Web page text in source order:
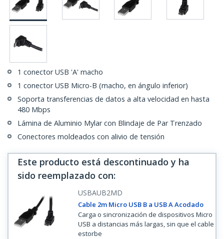
1 conector USB 'A' macho
1 conector USB Micro-B (macho, en ángulo inferior)
Soporta transferencias de datos a alta velocidad en hasta
480 Mbps
Lámina de Aluminio Mylar con Blindaje de Par Trenzado
Conectores moldeados con alivio de tensión
Este producto está descontinuado y ha
sido reemplazado con:
USBAUB2MD
Cable 2m Micro USB B a USB A Acodado
Carga o sincronización de dispositivos Micro
USB a distancias más largas, sin que el cable
estorbe